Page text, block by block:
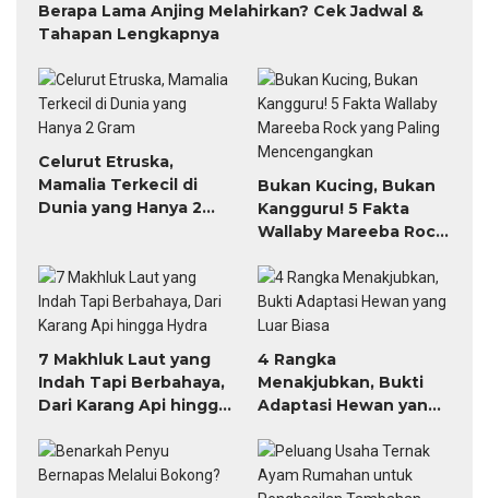
Berapa Lama Anjing Melahirkan? Cek Jadwal &
Tahapan Lengkapnya
Celurut Etruska,
Mamalia Terkecil di
Dunia yang Hanya 2
Bukan Kucing, Bukan
Kangguru! 5 Fakta
Wallaby Mareeba Rock
Mencengangkan
7 Makhluk Laut yang
Indah Tapi Berbahaya,
Dari Karang Api hingga
4 Rangka
Menakjubkan, Bukti
Adaptasi Hewan yang